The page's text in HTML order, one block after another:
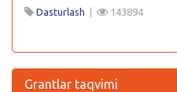
Dasturlash | 143894
Grantlar taqvimi